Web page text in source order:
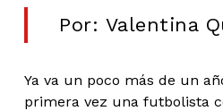
Por: Valentina
Ya va un poco más de un
primera vez una futbolista